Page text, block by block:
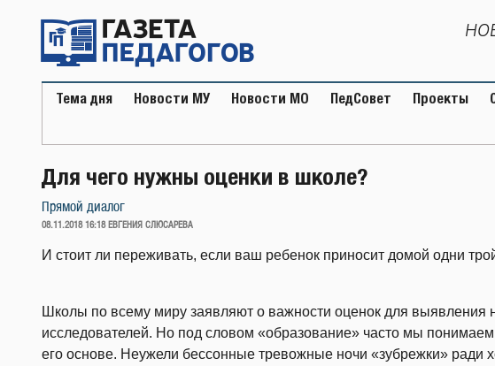
содержимому
Тема дня Новости МУ Новости МО ПедСовет Проекты
Для чего нужны оценки в школе?
Прямой диалог
ОПУБЛИКОВАНО
08.11.2018 16:18 ЕВГЕНИЯ СЛЮСАРЕВА
И стоит ли переживать, если ваш ребенок приносит домой одни
Школы по всему миру заявляют о важности оценок для выявления
исследователей. Но под словом «образование» часто мы
его основе. Неужели бессонные тревожные ночи «зубрежки» ради